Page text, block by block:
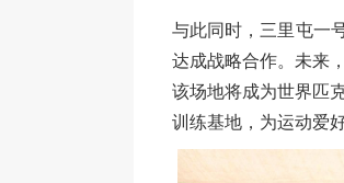
与此同时，三里屯一
达成战略合作。未来
该场地将成为世界匹
训练基地，为运动爱